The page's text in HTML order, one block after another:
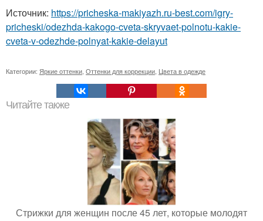
Источник: https://pricheska-makiyazh.ru-best.com/igry-
pricheski/odezhda-kakogo-cveta-skryvaet-polnotu-kakie-
cveta-v-odezhde-polnyat-kakie-delayut
Категории: Яркие оттенки Оттенки для коррекции Цвета в одежде
Читайте также
Стрижки для женщин после 45 лет, которые молодят